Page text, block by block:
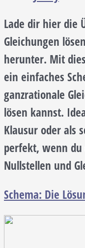
Lade dir hier die
Gleichungen
herunter. Mit
ein einfaches
ganzrationale
lösen kannst.
Klausur oder als
perfekt, wenn
Nullstellen und
Schema: Die